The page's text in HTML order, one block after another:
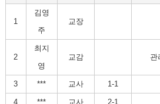
1
김영
주
교장
2
최지
영
교감 관
3 *** 교사 1-1
4 *** 교사 2-1